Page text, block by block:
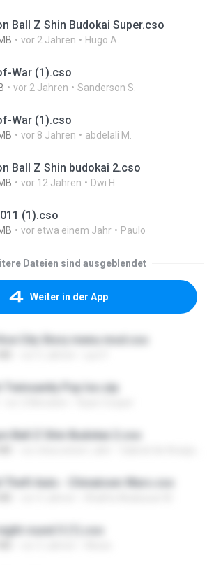
Ball Z Shin Budokai Super.cso
vor 2 Jahren Hugo A.
War (1).cso
vor 2 Jahren Sanderson S.
War (1).cso
vor 8 Jahren abdelali M.
Ball Z Shin budokai 2.cso
vor 12 Jahren Dwi H.
(1).cso
vor etwa einem Jahr Paulo
Dateien sind ausgeblendet
Weiter in der App
City Story menu mod.cso
Twinsanity Psp Iso.zip
Ball Z Shin Budokai 2.cso
Theft Auto - Chinatown Wars.cso
round 3 (1).cso